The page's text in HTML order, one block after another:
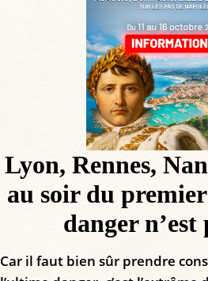
Lyon, Rennes,
au soir du
danger
Car il faut bien sûr prendre